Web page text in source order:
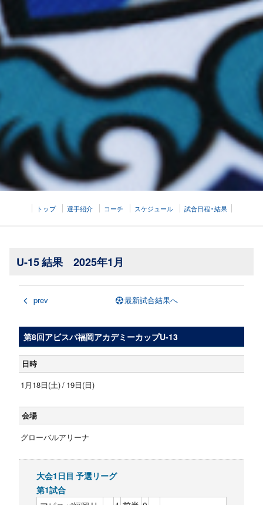
トップ 選手紹介 コーチ スケジュール 試合日程・結果
U-15 結果 2025年1月
prev 最新試合結果へ
第8回アビスパ福岡アカデミーカップU-13
日時
1月18日(土) / 19日(日)
会場
グローバルアリーナ
大会1日目 予選リーグ
第1試合